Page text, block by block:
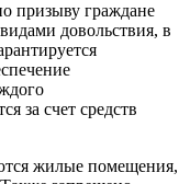
призыву граждане
довольствия, в
за счет средств
жилые помещения,